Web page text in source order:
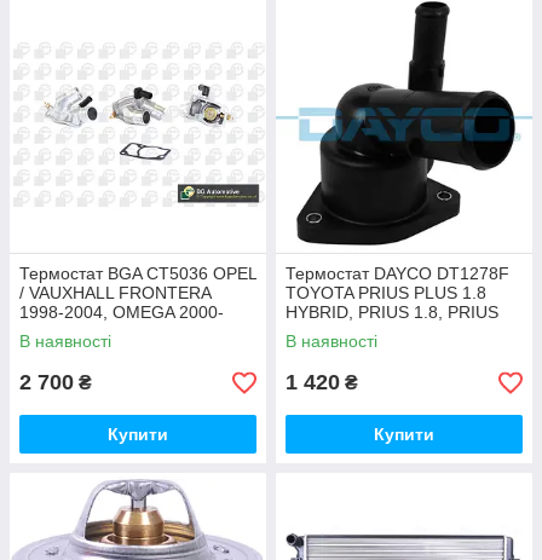
Термостат BGA CT5036 OPEL
/ VAUXHALL FRONTERA
1998-2004, OMEGA 2000-
2003
В наявності
2 700 ₴
Купити
Термостат DAYCO DT1278F
TOYOTA PRIUS PLUS 1.8
HYBRID, PRIUS 1.8, PRIUS
1.8 HYBRID
В наявності
1 420 ₴
Купити